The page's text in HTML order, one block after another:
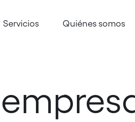
Servicios Quiénes somos